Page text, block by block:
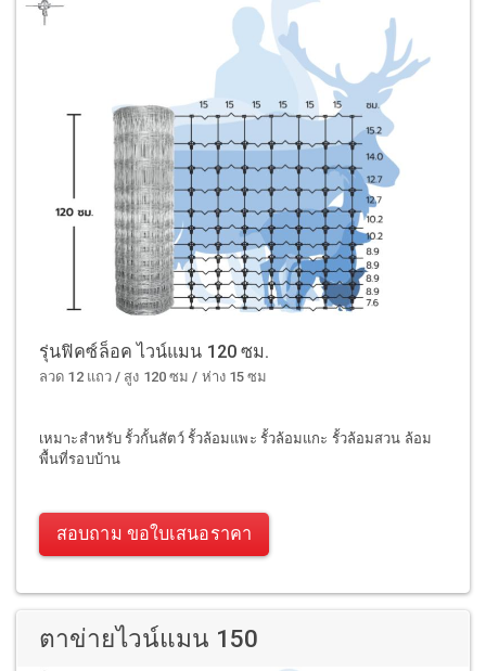
รุ่นฟิคซ์ล็อค ไวน์แมน 120 ซม.
ลวด 12 แถว / สูง 120 ซม / ห่าง 15 ซม
เหมาะสำหรับ รั้วกั้นสัตว์ รั้วล้อมแพะ รั้วล้อมแกะ รั้วล้อมสวน ล้อม
พื้นที่รอบบ้าน
สอบถาม ขอใบเสนอราคา
ตาข่ายไวน์แมน 150